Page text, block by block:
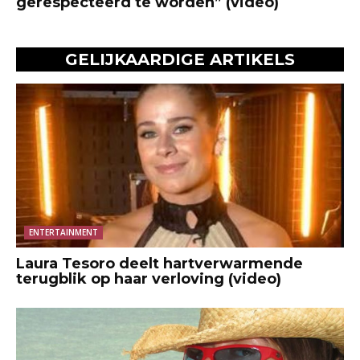
GELIJKAARDIGE ARTIKELS
ENTERTAINMENT
Laura Tesoro deelt hartverwarmende
terugblik op haar verloving (video)